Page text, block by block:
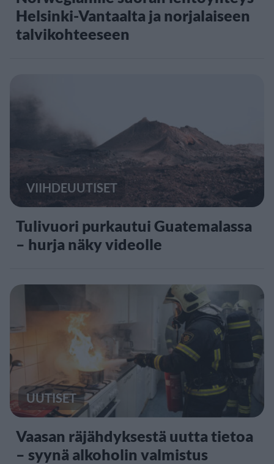
Helsinki-Vantaalta ja norjalaiseen
talvikohteeseen
VIIHDEUUTISET
Tulivuori purkautui Guatemalassa
– hurja näky videolle
UUTISET
Vaasan räjähdyksestä uutta tietoa
– syynä alkoholin valmistus